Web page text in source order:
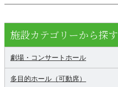
施設カテゴリーから探す
劇場・コンサートホール
多目的ホール（可動席）